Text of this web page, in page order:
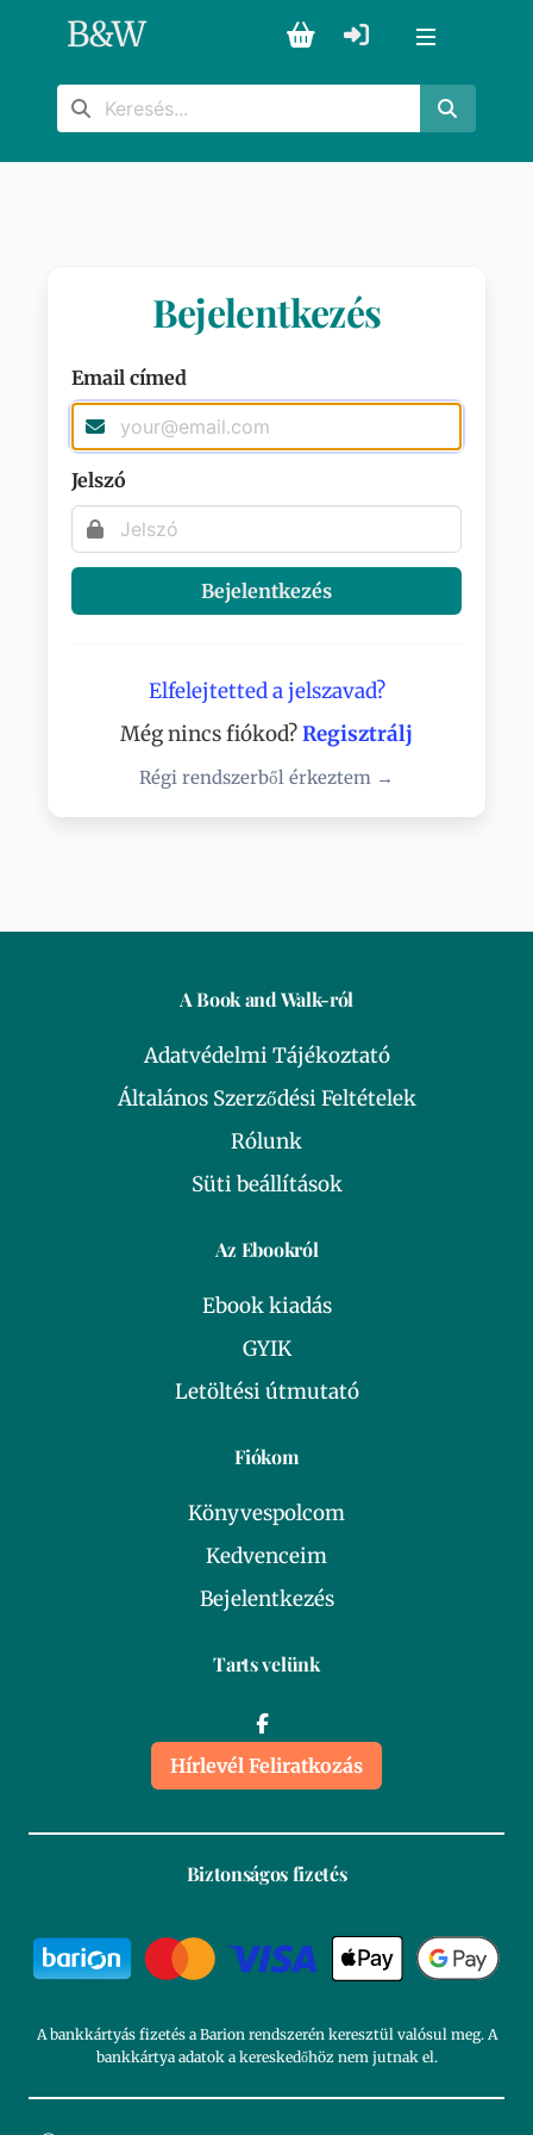
B&W
Bejelentkezés
Email címed
Jelszó
Bejelentkezés
Elfelejtetted a jelszavad?
Még nincs fiókod?Regisztrálj
Régi rendszerből érkeztem →
A Book and Walk-ról
Adatvédelmi Tájékoztató
Általános Szerződési Feltételek
Rólunk
Süti beállítások
Az Ebookról
Ebook kiadás
GYIK
Letöltési útmutató
Fiókom
Könyvespolcom
Kedvenceim
Bejelentkezés
Tarts velünk
Hírlevél Feliratkozás
Biztonságos fizetés
A bankkártyás fizetés a Barion rendszerén keresztül valósul meg. A
bankkártya adatok a kereskedőhöz nem jutnak el.